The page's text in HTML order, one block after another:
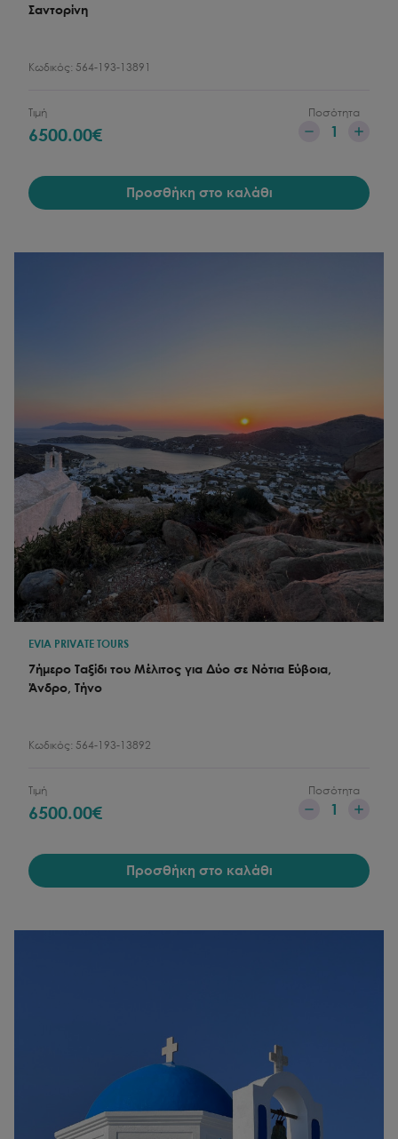
Σαντορίνη
Κωδικός: 564-193-13891
Τιμή
6500.00€
Ποσότητα
1
Προσθήκη στο καλάθι
EVIA PRIVATE TOURS
7ήμερο Ταξίδι του Μέλιτος για Δύο σε Νότια Εύβοια,
Άνδρο, Τήνο
Κωδικός: 564-193-13892
Τιμή
6500.00€
Ποσότητα
1
Προσθήκη στο καλάθι